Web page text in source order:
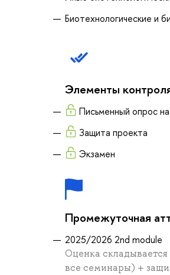
Биотехнологические и
Элементы
Письменный опрос
Защита проекта
Экзамен
Промежуточная
2025/2026 2nd module
Оценка
все семинары) +